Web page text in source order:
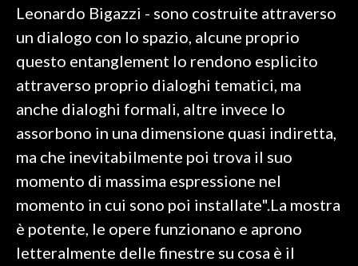
Leonardo Bigazzi - sono costruite attraverso
un dialogo con lo spazio, alcune proprio
questo entanglement lo rendono esplicito
attraverso proprio dialoghi tematici, ma
anche dialoghi formali, altre invece lo
assorbono in una dimensione quasi indiretta,
ma che inevitabilmente poi trova il suo
momento di massima espressione nel
momento in cui sono poi installate".La mostra
è potente, le opere funzionano e aprono
letteralmente delle finestre su cosa è il